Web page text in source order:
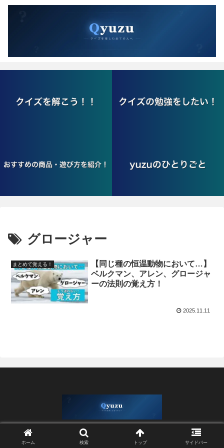
グロージャー
まとめて覚える！
【同じ種の恒温動物において…】
ベルクマン、アレン、グロージャ
ーの法則の覚え方！
2025.11.11
ホーム 検索 トップ サイドバー